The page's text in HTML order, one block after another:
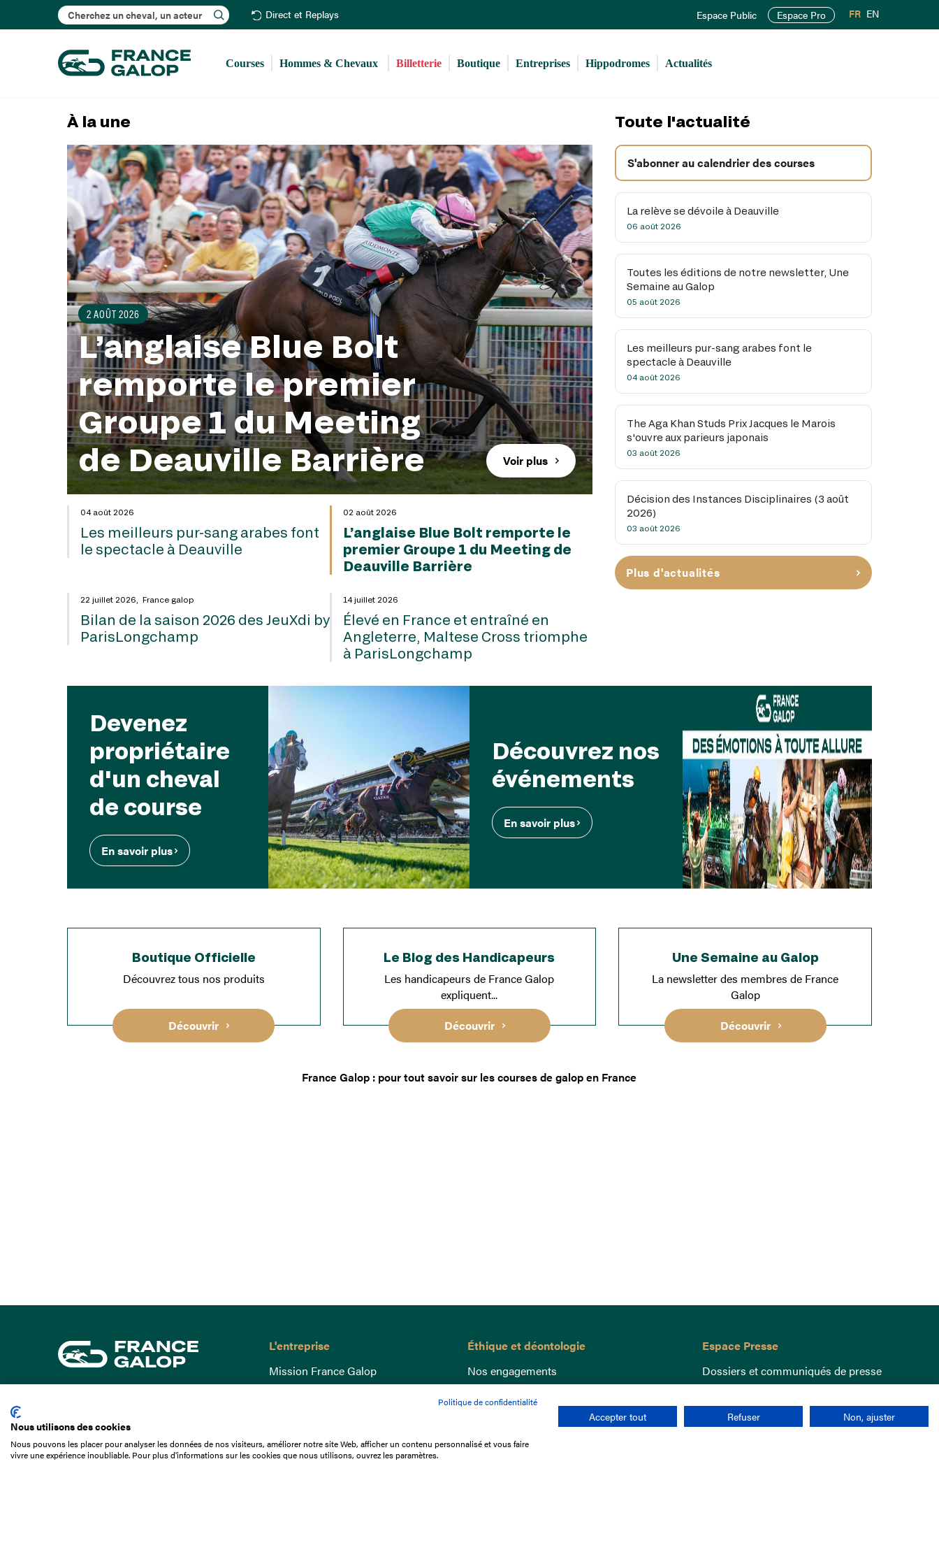
au
principal
Rechercher Direct et Replays Espace Public Espace Pro FR EN
Courses Hommes & Chevaux Billetterie Boutique Entreprises Hippodromes Actualités
France Galop : pour tout savoir sur les courses de galop en France
À la une
4 AOÛT 2026
2 AOÛT 2026
L’anglaise Blue Bolt
remporte le premier
Groupe 1 du Meeting
de Deauville Barrière
Voir plus
22 JUILLET 2026
14 JUILLET 2026
04 août 2026
Les meilleurs pur-sang arabes font
le spectacle à Deauville
02 août 2026
L’anglaise Blue Bolt remporte le
premier Groupe 1 du Meeting de
Deauville Barrière
22 juillet 2026, France galop
Bilan de la saison 2026 des JeuXdi by
ParisLongchamp
14 juillet 2026
Élevé en France et entraîné en
Angleterre, Maltese Cross triomphe
à ParisLongchamp
Toute l'actualité
S'abonner au calendrier des courses
La relève se dévoile à Deauville
06 août 2026
Toutes les éditions de notre newsletter, Une
Semaine au Galop
05 août 2026
Les meilleurs pur-sang arabes font le
spectacle à Deauville
04 août 2026
The Aga Khan Studs Prix Jacques le Marois
s'ouvre aux parieurs japonais
03 août 2026
Décision des Instances Disciplinaires (3 août
2026)
03 août 2026
Plus d'actualités
Devenez
propriétaire
d'un cheval
de course
En savoir plus
Découvrez nos
événements
En savoir plus
Boutique Officielle
Découvrez tous nos produits
Découvrir
Le Blog des Handicapeurs
Les handicapeurs de France Galop
expliquent...
Découvrir
Une Semaine au Galop
La newsletter des membres de France
Galop
Découvrir
01 49 10 20 29
L'entreprise
Mission France Galop
Gouvernance
Comprendre les courses
Docuthèque
Éthique et déontologie
Nos engagements
Lutte anti-dopage
Bien être equin
Index Egalité Femmes-Hommes
Jeu responsable
Espace Presse
Dossiers et communiqués de presse
Politique de confidentialité
Nous utilisons des cookies
Nous pouvons les placer pour analyser les données de nos visiteurs, améliorer notre site Web, afficher un contenu personnalisé et vous faire
vivre une expérience inoubliable. Pour plus d'informations sur les cookies que nous utilisons, ouvrez les paramètres.
Accepter tout Refuser Non, ajuster